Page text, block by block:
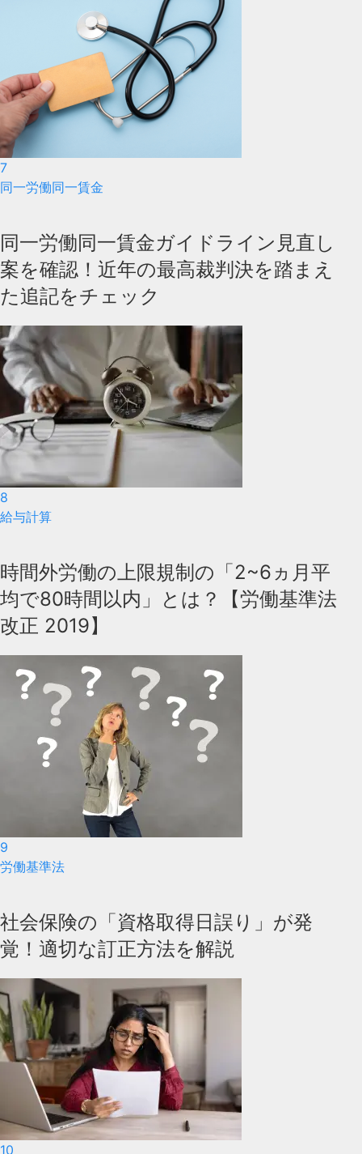
7
同一労働同一賃金
同一労働同一賃金ガイドライン見直し
案を確認！近年の最高裁判決を踏まえ
た追記をチェック
8
給与計算
時間外労働の上限規制の「2~6ヵ月平
均で80時間以内」とは？【労働基準法
改正 2019】
9
労働基準法
社会保険の「資格取得日誤り」が発
覚！適切な訂正方法を解説
10